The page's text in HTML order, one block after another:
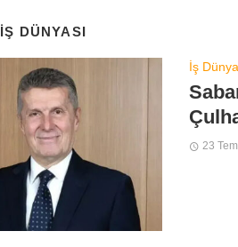
İŞ DÜNYASI
İş
23